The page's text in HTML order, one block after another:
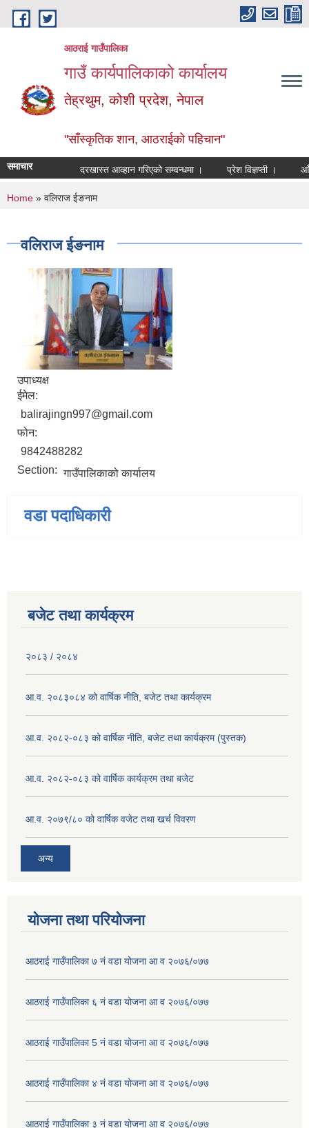
Skip to main content
आठराई गाउँपालिका
गाउँ कार्यपालिकाको कार्यालय
तेह्रथुम, कोशी प्रदेश, नेपाल
"साँस्कृतिक शान, आठराईको पहिचान"
समाचार दरखास्त आव्हान गरिएको सम्वन्धमा । प्रेश विज्ञप्ती । आँखा
You are here
Home » वलिराज ईङनाम
वलिराज ईङनाम
उपाध्यक्ष
ईमेल:
balirajingn997@gmail.com
फोन:
9842488282
Section: गाउँपालिकाको कार्यालय
वडा पदाधिकारी
बजेट तथा कार्यक्रम
२०८३ / २०८४
आ.व. २०८३०८४ को वार्षिक नीति, बजेट तथा कार्यक्रम
आ.व. २०८२-०८३ को वार्षिक नीति, बजेट तथा कार्यक्रम (पुस्तक)
आ.व. २०८२-०८३ को वार्षिक कार्यक्रम तथा बजेट
आ.व. २०७९/८० को वार्षिक वजेट तथा खर्च विवरण
अन्य
योजना तथा परियोजना
आठराई गाउँपालिका ७ नं वडा योजना आ व २०७६/०७७
आठराई गाउँपालिका ६ नं वडा योजना आ व २०७६/०७७
आठराई गाउँपालिका 5 नं वडा योजना आ व २०७६/०७७
आठराई गाउँपालिका ४ नं वडा योजना आ व २०७६/०७७
आठराई गाउँपालिका ३ नं वडा योजना आ व २०७६/०७७